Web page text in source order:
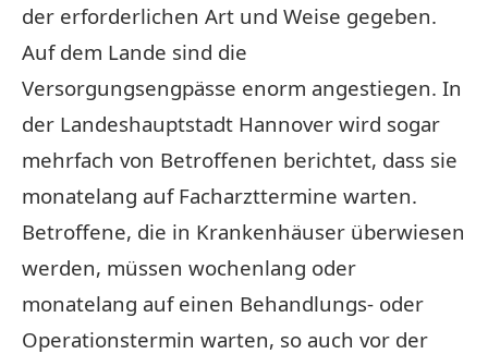
der erforderlichen Art und Weise gegeben.
Auf dem Lande sind die
Versorgungsengpässe enorm angestiegen. In
der Landeshauptstadt Hannover wird sogar
mehrfach von Betroffenen berichtet, dass sie
monatelang auf Facharzttermine warten.
Betroffene, die in Krankenhäuser überwiesen
werden, müssen wochenlang oder
monatelang auf einen Behandlungs- oder
Operationstermin warten, so auch vor der